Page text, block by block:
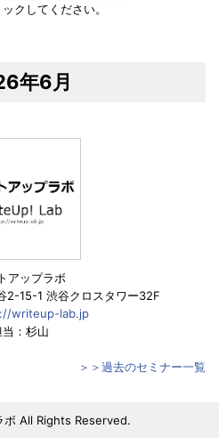
クしてください。
年6月
アップラボ
2-15-1 渋谷クロスタワー32F
writeup-lab.jp
当：杉山
＞＞過去のセミナー一覧
ボ All Rights Reserved.